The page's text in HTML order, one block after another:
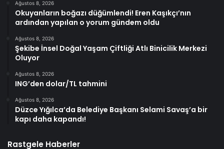
Ağustos 8, 2026
Okuyanların boğazı düğümlendi! Eren Kaşıkçı’nın
ardından yapılan o yorum gündem oldu
Ağustos 8, 2026
Şekibe İnsel Doğal Yaşam Çiftliği Atlı Binicilik Merkezi
Oluyor
Ağustos 8, 2026
ING’den dolar/TL tahmini
Ağustos 8, 2026
Düzce Yığılca’da Belediye Başkanı Selami Savaş’a bir
kapı daha kapandı!
Rastgele Haberler